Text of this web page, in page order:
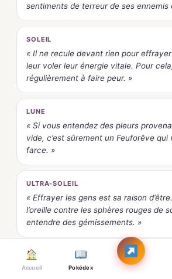
sentiments de terreur de ses ennemis
SOLEIL
« Il ne recule devant rien pour
leur voler leur énergie vitale. Pour
régulièrement à faire peur. »
LUNE
« Si vous entendez des pleurs
vide, c’est sûrement un Feuforêve
farce. »
ULTRA-SOLEIL
« Effrayer les gens est sa raison
l’oreille contre les sphères rouges de
entendre des gémissements. »
ULTRA-LUNE
« Il adore faire peur aux humains en
Accueil Pokédex